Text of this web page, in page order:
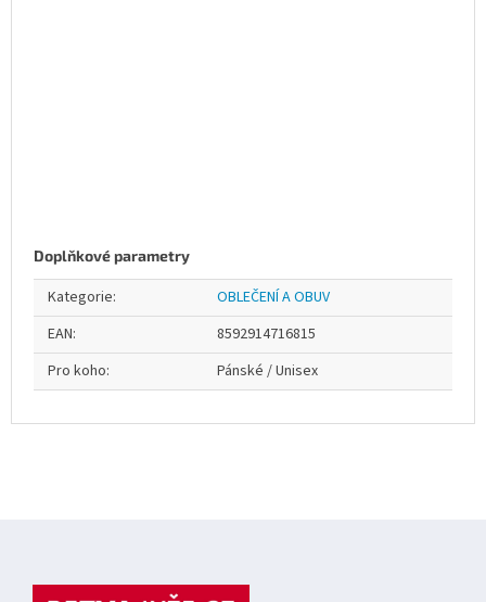
Doplňkové parametry
Kategorie:
OBLEČENÍ A OBUV
EAN:
8592914716815
Pro koho: Pánské / Unisex